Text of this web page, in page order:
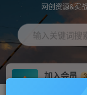
网创资源&实
输入关键词搜
加入会员